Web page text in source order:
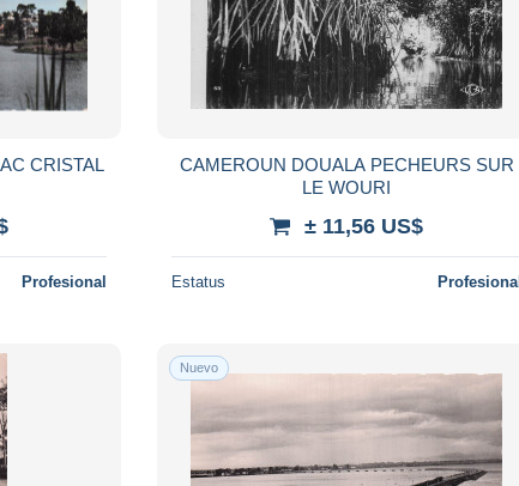
CRISTAL
Profesional
CAMEROUN DOUALA PECHEURS SUR
LE WOURI
± 11,56 US$
Estatus Profesional
Nuevo